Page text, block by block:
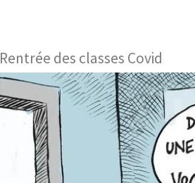
Rentrée des classes Covid